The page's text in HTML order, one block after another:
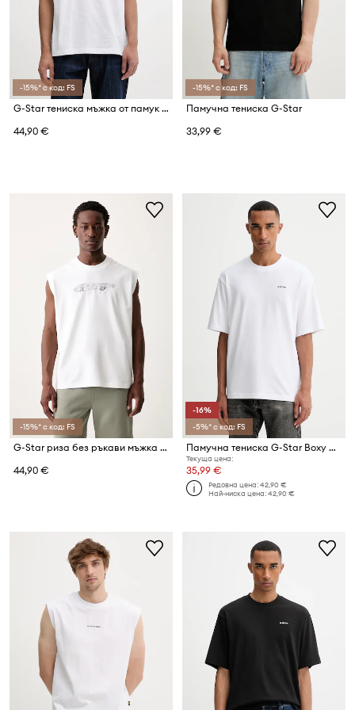
-15%* с код: FS
G-Star тениска мъжка от памук Coord gr relaxed
44,90 €
-15%* с код: FS
Памучна тениска G-Star
33,99 €
-15%* с код: FS
G-Star риза без ръкави мъжка от памук Loose gr
44,90 €
-16%
-5%* с код: FS
Памучна тениска G-Star Boxy base
Текуща цена:
35,99 €
Редовна цена:42,90 €
Най-ниска цена:42,90 €